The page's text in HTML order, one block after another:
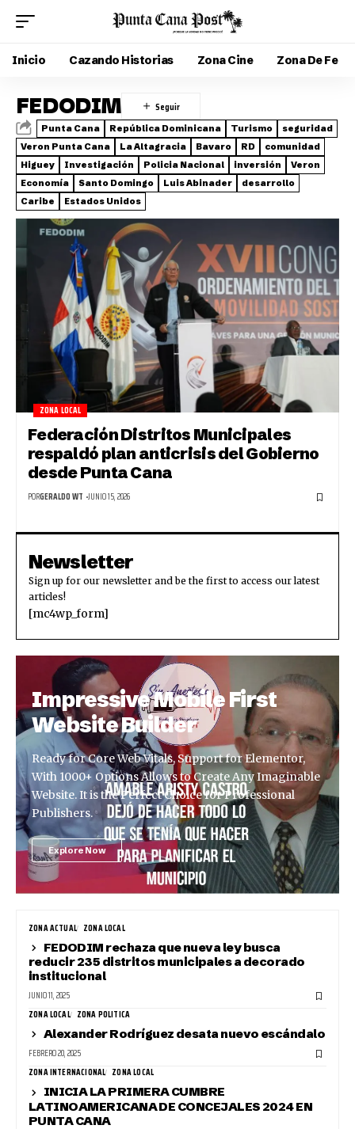
Inicio Cazando Historias Zona Cine Zona De Fe
FEDODIM
Punta Cana República Dominicana Turismo
seguridad
Veron Punta Cana
La Altagracia Bavaro RD
comunidad
Higuey
Investigación Policia Nacional inversión
Veron
Economía
Santo Domingo Luis Abinader
desarrollo
Caribe
Estados Unidos
ZONA LOCAL
Federación Distritos Municipales
respaldó plan anticrisis del Gobierno
desde Punta Cana
PORGERALDO WT JUNIO 15, 2026
Newsletter
Sign up for our newsletter and be the first to access our latest
articles!
[mc4wp_form]
Impressive Mobile First
Website Builder
Ready for Core Web Vitals, Support for Elementor,
With 1000+ Options Allows to Create Any Imaginable
Website. It is the Perfect Choice for Professional
Publishers.
Explore Now
ZONA ACTUAL ZONA LOCAL
FEDODIM rechaza que nueva ley busca
reducir 235 distritos municipales a decorado
institucional
JUNIO 11, 2025
ZONA LOCAL ZONA POLITICA
Alexander Rodríguez desata nuevo escándalo
FEBRERO 20, 2025
ZONA INTERNACIONAL ZONA LOCAL
INICIA LA PRIMERA CUMBRE
LATINOAMERICANA DE CONCEJALES 2024 EN
PUNTA CANA